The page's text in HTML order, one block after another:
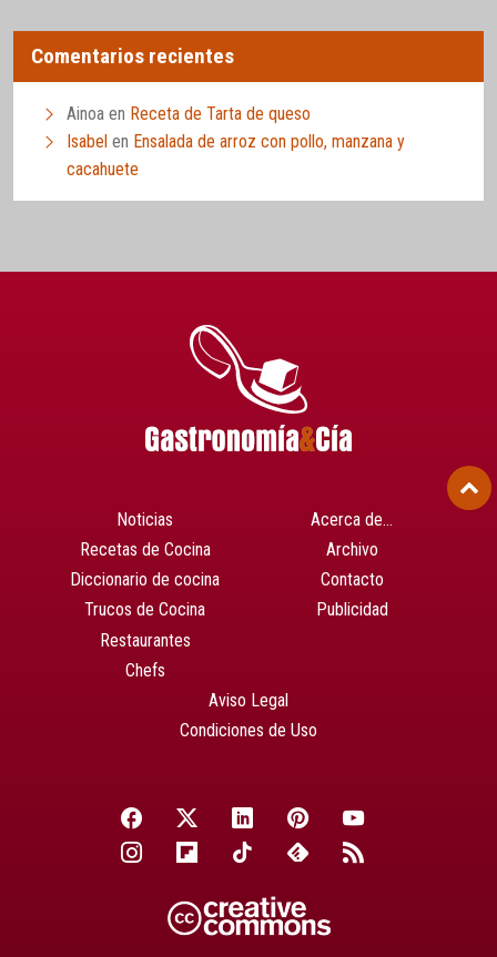
Comentarios recientes
Ainoa en Receta de Tarta de queso
Isabel en Ensalada de arroz con pollo, manzana y
cacahuete
Noticias
Recetas de Cocina
Diccionario de cocina
Trucos de Cocina
Restaurantes
Chefs
Acerca de…
Archivo
Contacto
Publicidad
Aviso Legal
Condiciones de Uso